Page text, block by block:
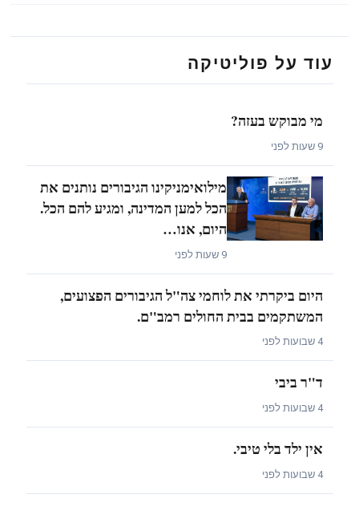
עוד על פוליטיקה
מי מבוקש בעזה?
9 שעות לפני
מילואימניקינו הגיבורים נותנים את
הכל למען המדינה, ומגיע להם הכל.
היום, אנו…
9 שעות לפני
היום ביקרתי את לוחמי צה"ל הגיבורים הפצועים,
המשתקמים בבית החולים רמב"ם.
4 שבועות לפני
ד"ר ביבי
4 שבועות לפני
אין ילד בלי טיבי.
4 שבועות לפני